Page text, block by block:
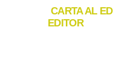
CARTA AL
EDITOR